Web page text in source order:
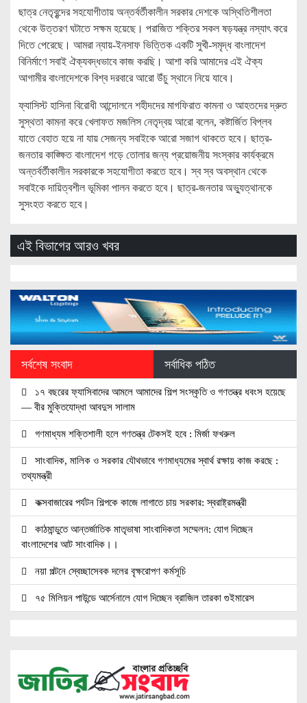
ছাত্র নেতৃবৃন্দের সহযোগীতায় অন্তর্বর্তীকালীন সরকার দেশকে অস্থিতিশীলতা
থেকে উত্তরণ ঘটাতে সক্ষম হয়েছে। পরাজিত শক্তির সকল ষড়যন্ত্র নস্যাৎ করে
দিতে পেরেছে। আমরা ন্যায়-ইনসাফ ভিত্তিক একটি সুখী-সমৃদ্ধ বাংলাদেশ
বিনির্মাণে সবাই ঐক্যবদ্ধভাবে কাজ করছি। আশা করি আমাদের এই ঐক্য
আগামীর বাংলাদেশকে বিশ্ব দরবারে আরো উঁচু স্থানে নিয়ে যাবে।
ফ্যাসিস্ট হাসিনা বিরোধী আন্দোলনে শহীদদের মাগফিরাত কামনা ও আহতদের দ্রুত
সুস্থতা কামনা করে খেলাফত মজলিস নেতৃদ্বয় আরো বলেন, কষ্টার্জিত বিপ্লব
যাতে বেহাত হয়ে না যায় সেজন্য সবাইকে আরো সজাগ থাকতে হবে। ছাত্র-
জনতার কাঙ্ক্ষিত বাংলাদেশ গড়ে তোলার জন্য প্রয়োজনীয় সংস্কার কার্যক্রমে
অন্তর্বর্তীকালীন সরকারকে সহযোগীতা করতে হবে। স্ব স্ব অবস্থান থেকে
সবাইকে দায়িত্বশীল ভূমিকা পালন করতে হবে। ছাত্র-জনতার অভ্যুত্থানকে
সুসংহত করতে হবে।
এই বিভাগের আরও খবর
সর্বশেষ সংবাদ সর্বাধিক পঠিত
১৭ বছরের ফ্যাসিবাদের আমলে আমাদের শিল্প সংস্কৃতি ও গণতন্ত্র ধবংস হয়েছে
— বীর মুক্তিযোদ্ধা আবদুস সালাম
গণমাধ্যম শক্তিশালী হলে গণতন্ত্র টেকসই হবে : মির্জা ফখরুল
সাংবাদিক, মালিক ও সরকার যৌথভাবে গণমাধ্যমের স্বার্থ রক্ষায় কাজ করছে :
তথ্যমন্ত্রী
কক্সবাজারের পর্যটন শিল্পকে কাজে লাগাতে চায় সরকার: স্বরাষ্ট্রমন্ত্রী
কাঠমান্ডুতে আন্তর্জাতিক মাতৃভাষা সাংবাদিকতা সম্মেলন: যোগ দিচ্ছেন
বাংলাদেশের আট সাংবাদিক।।
নয়া পল্টনে স্বেচ্ছাসেবক দলের বৃক্ষরোপণ কর্মসূচি
৭৫ মিলিয়ন পাউন্ডে আর্সেনালে যোগ দিচ্ছেন ব্রাজিল তারকা গুইমারেস
জামালপুরে জুলাই অভ্যুত্থান দিবস উদযাপিত